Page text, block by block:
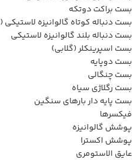
بست براکت دوتکه
بست دنباله کوتاه گالوانیزه لاستیکی (5 سانت)
بست دنباله بلند گالوانیزه لاستیکی
بست اسپرینکلر (گلابی)
بست دوپایه
بست چنگالی
بست رگلاژی سیاه
بست پایه دار بارهای سنگین
فیکسرها
پوشش گالوانیزه
پوشش اکسترا
عایق الاستومری